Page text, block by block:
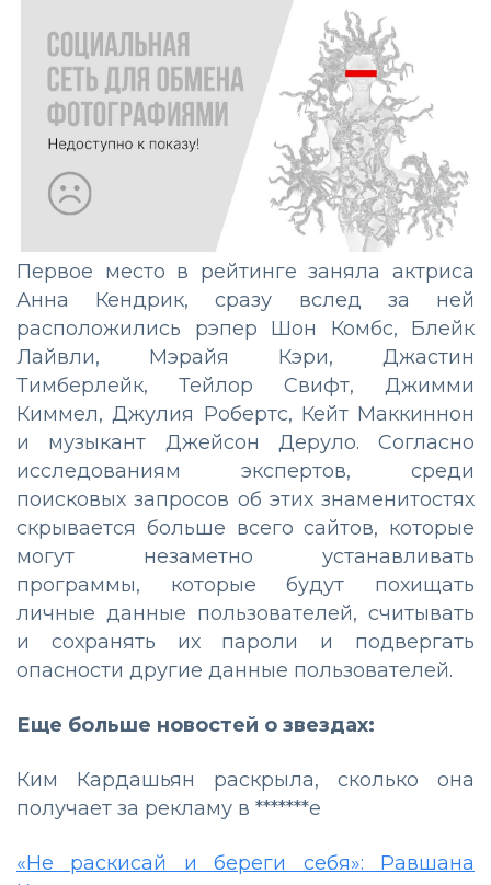
Первое место в рейтинге заняла актриса
Анна Кендрик, сразу вслед за ней
расположились рэпер Шон Комбс, Блейк
Лайвли, Мэрайя Кэри, Джастин
Тимберлейк, Тейлор Свифт, Джимми
Киммел, Джулия Робертс, Кейт Маккиннон
и музыкант Джейсон Деруло. Согласно
исследованиям экспертов, среди
поисковых запросов об этих знаменитостях
скрывается больше всего сайтов, которые
могут незаметно устанавливать
программы, которые будут похищать
личные данные пользователей, считывать
и сохранять их пароли и подвергать
опасности другие данные пользователей.
Еще больше новостей о звездах:
Ким Кардашьян раскрыла, сколько она
получает за рекламу в *******е
«Не раскисай и береги себя»: Равшана